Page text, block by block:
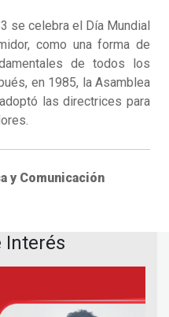
se celebra el Día Mundial
como una forma de
de todos los
en 1985, la Asamblea
las directrices para
y Comunicación
Interés